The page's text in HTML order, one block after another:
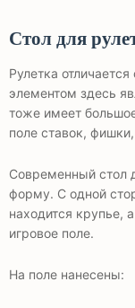
Стол для
Рулетка
элементом здесь
тоже имеет
поле ставок,
Современный стол
форму. С одной
находится крупье,
игровое поле.
На поле нанесены: